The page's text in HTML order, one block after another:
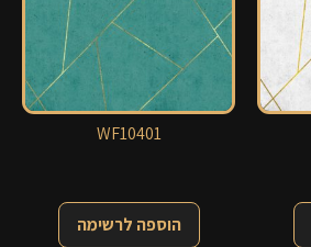
WF10401
הוספה לרשימה